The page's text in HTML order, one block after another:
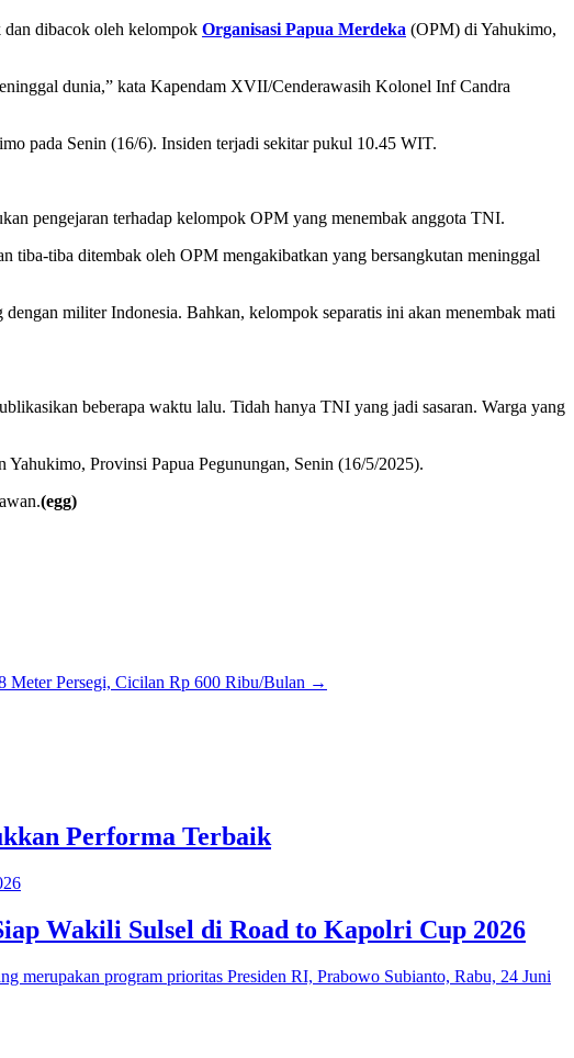
dan dibacok oleh kelompok Organisasi Papua Merdeka (OPM) di Yahukimo,
dunia,” kata Kapendam XVII/Cenderawasih Kolonel Inf Candra
pada Senin (16/6). Insiden terjadi sekitar pukul 10.45 WIT.
pengejaran terhadap kelompok OPM yang menembak anggota TNI.
tiba ditembak oleh OPM mengakibatkan yang bersangkutan meninggal
militer Indonesia. Bahkan, kelompok separatis ini akan menembak mati
beberapa waktu lalu. Tidah hanya TNI yang jadi sasaran. Warga yang
Provinsi Papua Pegunungan, Senin (16/5/2025).
(egg)
Meter Persegi, Cicilan Rp 600 Ribu/Bulan →
Performa Terbaik
Wakili Sulsel di Road to Kapolri Cup 2026